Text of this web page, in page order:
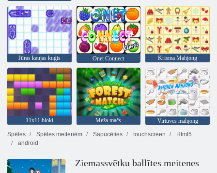
Jūras kaujas kuģis Onet Connect Krisma Mahjong
11x11 bloki Meža mačs
Virtuves mahjong
Spēles
Spēles meitenēm Sapucēties touchscreen
Html5
android
Ziemassvētku ballītes meitenes